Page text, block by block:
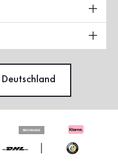
Deutschland